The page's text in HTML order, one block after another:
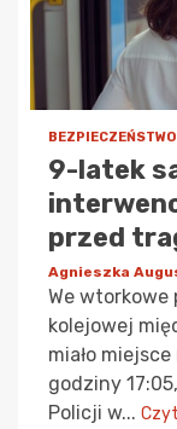
BEZPIECZEŃSTWO
9-latek
przed
Agnieszka
We wtorkowe
kolejowej
miało
godziny
Policji w...